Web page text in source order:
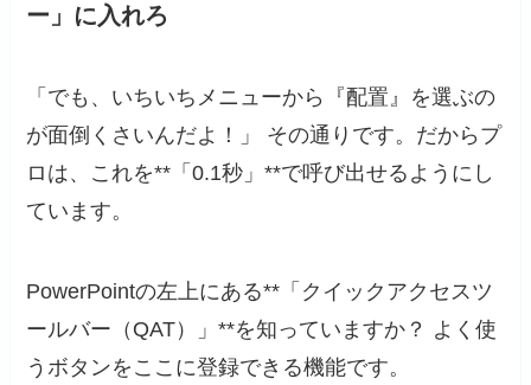
ー」に入れろ
「でも、いちいちメニューから『配置』を選ぶの
が面倒くさいんだよ！」 その通りです。だからプ
ロは、これを**「0.1秒」**で呼び出せるようにし
ています。
PowerPointの左上にある**「クイックアクセスツ
ールバー（QAT）」**を知っていますか？ よく使
うボタンをここに登録できる機能です。